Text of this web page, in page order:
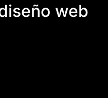
web